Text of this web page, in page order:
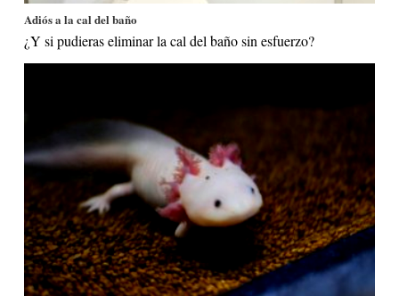
Adiós a la cal del baño
¿Y si pudieras eliminar la cal del baño sin esfuerzo?